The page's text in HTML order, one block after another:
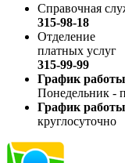
Справочная
315-98-18
Отделение
платных услуг
315-99-99
График
Понедельник -
График
круглосуточно